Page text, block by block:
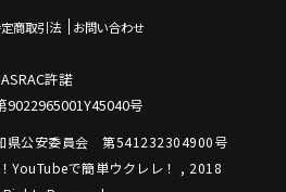
商取引法 お問い合わせ
許諾
9022965001Y45040号
県公安委員会 第541232304900号
YouTubeで簡単ウクレレ！ , 2018